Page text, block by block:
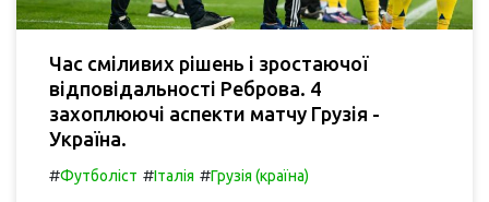
Час сміливих рішень і зростаючої
відповідальності Реброва. 4
захоплюючі аспекти матчу Грузія -
Україна.
#Футболіст #Італія #Грузія (країна)